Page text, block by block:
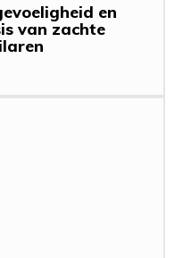
en
van zachte